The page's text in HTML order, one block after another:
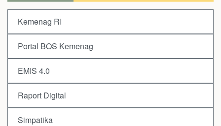
Kemenag RI
Portal BOS Kemenag
EMIS 4.0
Raport Digital
Simpatika